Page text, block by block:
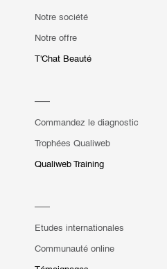
Notre société
Notre offre
T'Chat Beauté
Commandez le diagnostic
Trophées Qualiweb
Qualiweb Training
Etudes internationales
Communauté online